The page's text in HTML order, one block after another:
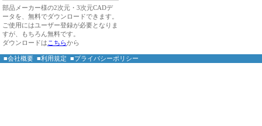
部品メーカー様の2次元・3次元CADデ
ータを、無料でダウンロードできます。
ご使用にはユーザー登録が必要となりま
すが、もちろん無料です。
ダウンロードは こちらから
■会社概要 ■利用規定 ■プライバシーポリシー